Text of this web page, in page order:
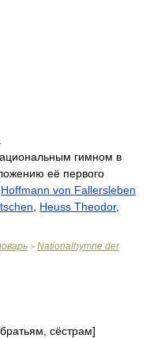
гимном в
её первого
Hoffmann von Fallersleben
Heuss Theodor,
> Nationalhymne der
сёстрам]